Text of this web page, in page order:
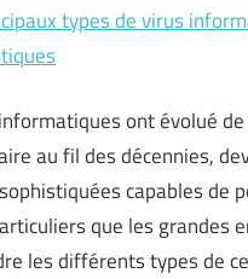
types de virus
ont évolué
au fil des décennies,
capables de
que les grandes
les différents types de